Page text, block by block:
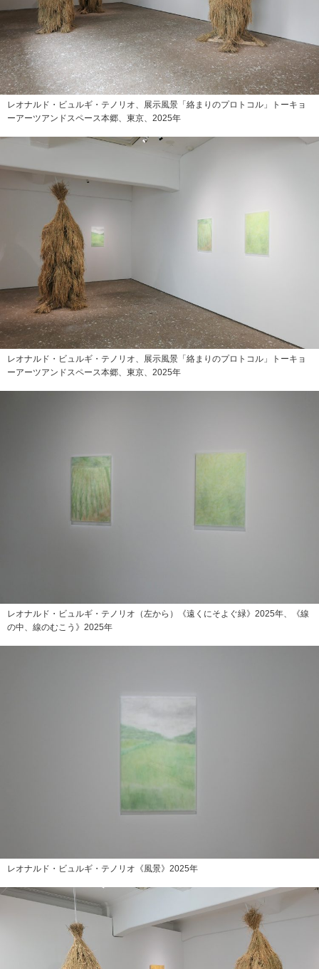
レオナルド・ビュルギ・テノリオ、展示風景「絡まりのプロトコル」トーキョ
ーアーツアンドスペース本郷、東京、2025年
レオナルド・ビュルギ・テノリオ、展示風景「絡まりのプロトコル」トーキョ
ーアーツアンドスペース本郷、東京、2025年
レオナルド・ビュルギ・テノリオ（左から）《遠くにそよぐ緑》2025年、《線
の中、線のむこう》2025年
レオナルド・ビュルギ・テノリオ《風景》2025年